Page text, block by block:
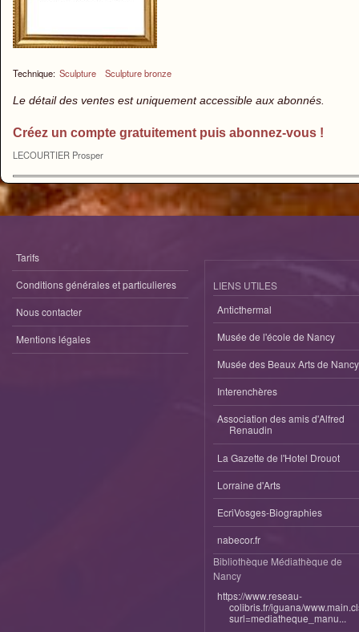
Technique: Sculpture Sculpture bronze
Le détail des ventes est uniquement accessible aux abonnés.
Créez un compte gratuitement puis abonnez-vous !
LECOURTIER Prosper
Tarifs
Conditions générales et particulieres
Nous contacter
Mentions légales
LIENS UTILES
Anticthermal
Musée de l'école de Nancy
Musée des Beaux Arts de Nancy
Interenchères
Association des amis d'Alfred
Renaudin
La Gazette de l'Hotel Drouot
Lorraine d'Arts
EcriVosges-Biographies
nabecor.fr
Bibliothèque Médiathèque de
Nancy
https://www.reseau-
colibris.fr/iguana/
surl=mediatheque_manu...